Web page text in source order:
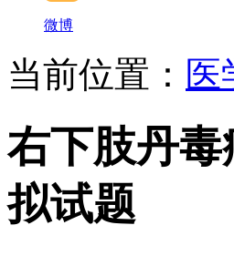
微博
当前位置： 医
右下肢丹
拟试题